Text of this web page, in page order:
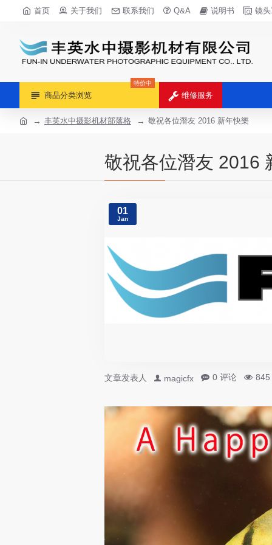
首页 关于我们 联系我们 Q&A 说明书 镜
商品分类浏览
特价中
维修服务
丰英水中摄影机材部落格 敬祝各位潛友 2016 新年快樂
敬祝各位潛友 2016
01
Jan
文章发表人 magicfx 0 评论 845